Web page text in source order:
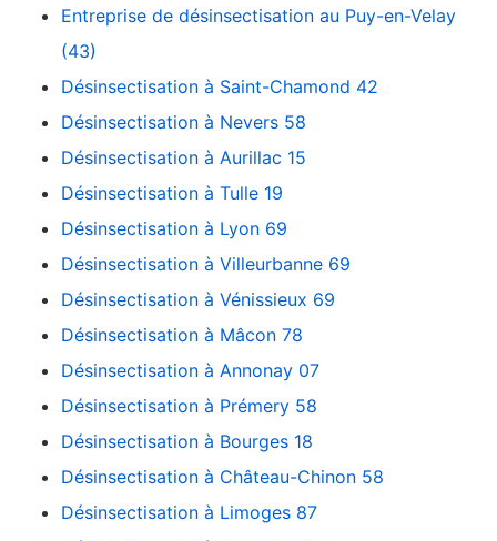
Entreprise de désinsectisation au Puy-en-Velay
(43)
Désinsectisation à Saint-Chamond 42
Désinsectisation à Nevers 58
Désinsectisation à Aurillac 15
Désinsectisation à Tulle 19
Désinsectisation à Lyon 69
Désinsectisation à Villeurbanne 69
Désinsectisation à Vénissieux 69
Désinsectisation à Mâcon 78
Désinsectisation à Annonay 07
Désinsectisation à Prémery 58
Désinsectisation à Bourges 18
Désinsectisation à Château-Chinon 58
Désinsectisation à Limoges 87